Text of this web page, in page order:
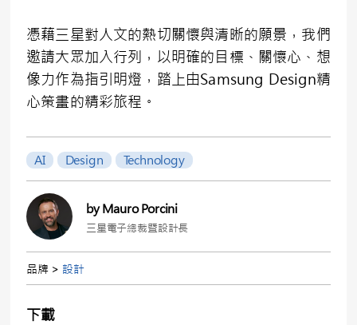
憑藉三星對人文的熱切關懷與清晰的願景，我們
邀請大眾加入行列，以明確的目標、關懷心、想
像力作為指引明燈，踏上由Samsung Design精
心策畫的精彩旅程。
AI Design Technology
by Mauro Porcini
三星電子總裁暨設計長
品牌 > 設計
下載